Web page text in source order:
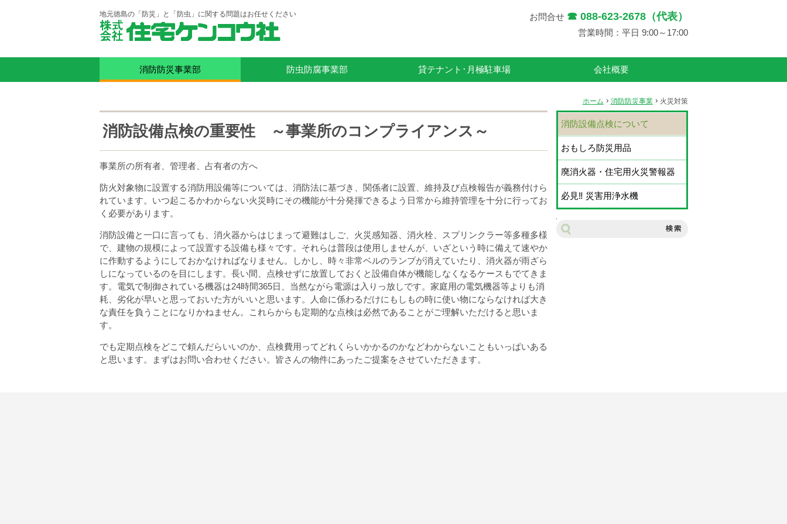
地元徳島の「防災」と「防虫」に関する問題はお任せください お問合せ ☎ 088-623-2678（代表）
営業時間：平日 9:00～17:00
消防防災事業部 防虫防腐事業部 貸テナント･月極駐車場 会社概要
ホーム 消防防災事業 火災対策
消防設備点検の重要性 ～事業所のコンプライアンス～
事業所の所有者、管理者、占有者の方へ
防火対象物に設置する消防用設備等については、消防法に基づき、関係者に設置、維持及び点検報告が義務付けら
れています。いつ起こるかわからない火災時にその機能が十分発揮できるよう日常から維持管理を十分に行ってお
く必要があります。
消防設備と一口に言っても、消火器からはじまって避難はしご、火災感知器、消火栓、スプリンクラー等多種多様
で、建物の規模によって設置する設備も様々です。それらは普段は使用しませんが、いざという時に備えて速やか
に作動するようにしておかなければなりません。しかし、時々非常ベルのランプが消えていたり、消火器が雨ざら
しになっているのを目にします。長い間、点検せずに放置しておくと設備自体が機能しなくなるケースもでてきま
す。電気で制御されている機器は24時間365日、当然ながら電源は入りっ放しです。家庭用の電気機器等よりも消
耗、劣化が早いと思っておいた方がいいと思います。人命に係わるだけにもしもの時に使い物にならなければ大き
な責任を負うことになりかねません。これらからも定期的な点検は必然であることがご理解いただけると思いま
す。
でも定期点検をどこで頼んだらいいのか、点検費用ってどれくらいかかるのかなどわからないこともいっぱいある
と思います。まずはお問い合わせください。皆さんの物件にあったご提案をさせていただきます。
消防設備点検について
おもしろ防災用品
廃消火器・住宅用火災警報器
必見‼ 災害用浄水機
サ
イ